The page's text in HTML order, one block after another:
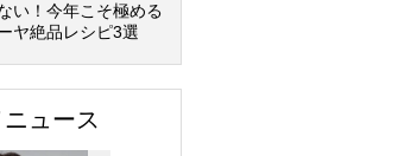
い！今年こそ極める
ヤ絶品レシピ3選
ュース